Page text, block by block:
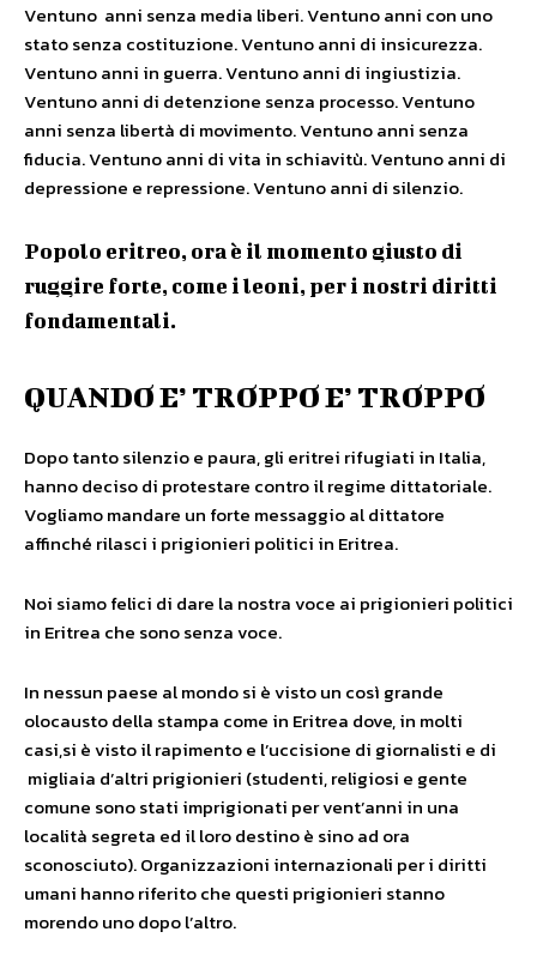
Ventuno anni senza media liberi. Ventuno anni con uno
stato senza costituzione. Ventuno anni di insicurezza.
Ventuno anni in guerra. Ventuno anni di ingiustizia.
Ventuno anni di detenzione senza processo. Ventuno
anni senza libertà di movimento. Ventuno anni senza
fiducia. Ventuno anni di vita in schiavitù. Ventuno anni di
depressione e repressione. Ventuno anni di silenzio.
Popolo eritreo, ora è il momento giusto di
ruggire forte, come i leoni, per i nostri diritti
fondamentali.
QUANDO E’ TROPPO E’ TROPPO
Dopo tanto silenzio e paura, gli eritrei rifugiati in Italia,
hanno deciso di protestare contro il regime dittatoriale.
Vogliamo mandare un forte messaggio al dittatore
affinché rilasci i prigionieri politici in Eritrea.
Noi siamo felici di dare la nostra voce ai prigionieri politici
in Eritrea che sono senza voce.
In nessun paese al mondo si è visto un così grande
olocausto della stampa come in Eritrea dove, in molti
casi,si è visto il rapimento e l’uccisione di giornalisti e di
migliaia d’altri prigionieri (studenti, religiosi e gente
comune sono stati imprigionati per vent’anni in una
località segreta ed il loro destino è sino ad ora
sconosciuto). Organizzazioni internazionali per i diritti
umani hanno riferito che questi prigionieri stanno
morendo uno dopo l’altro.